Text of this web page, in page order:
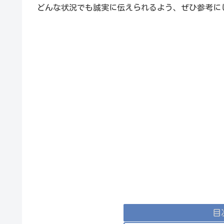
どんな状況でも誠実に伝えられるよう、ぜひ参考に
目